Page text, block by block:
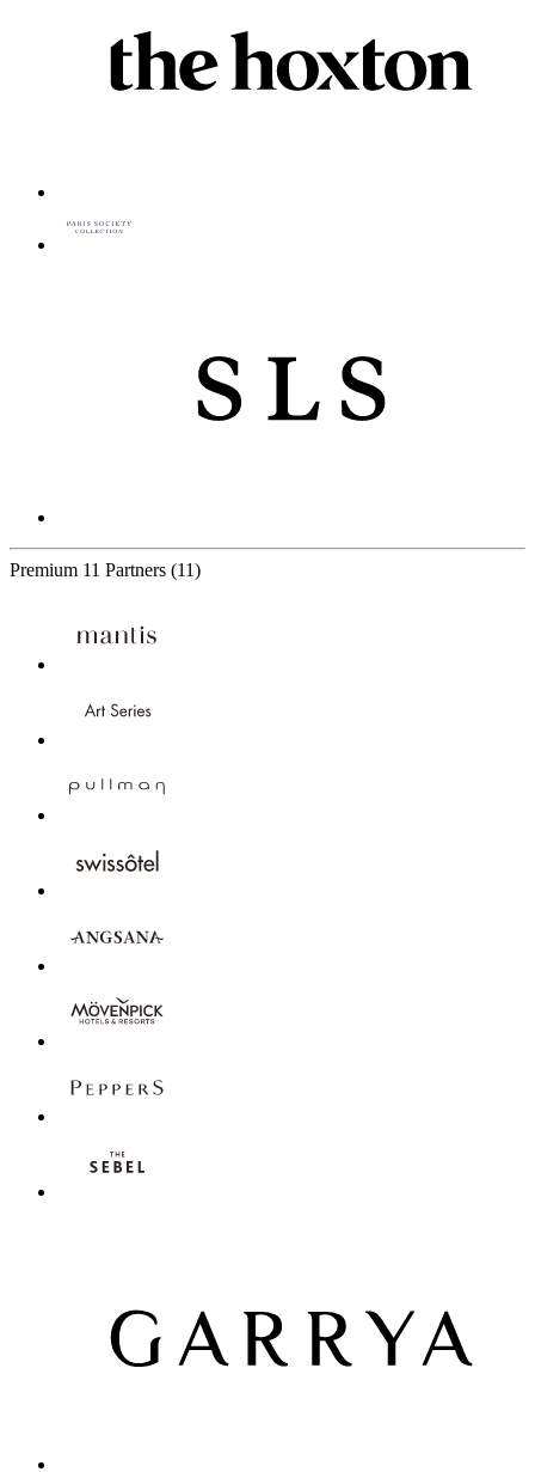
Premium 11 Partners (11)